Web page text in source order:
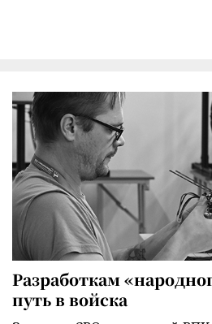
Разработкам
путь в войска